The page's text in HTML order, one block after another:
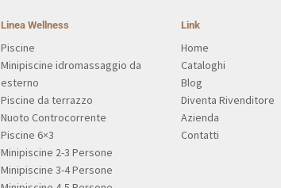
Linea Wellness
Piscine
Minipiscine idromassaggio da
esterno
Piscine da terrazzo
Nuoto Controcorrente
Piscine 6×3
Minipiscine 2-3 Persone
Minipiscine 3-4 Persone
Link
Home
Cataloghi
Blog
Diventa Rivenditore
Azienda
Contatti